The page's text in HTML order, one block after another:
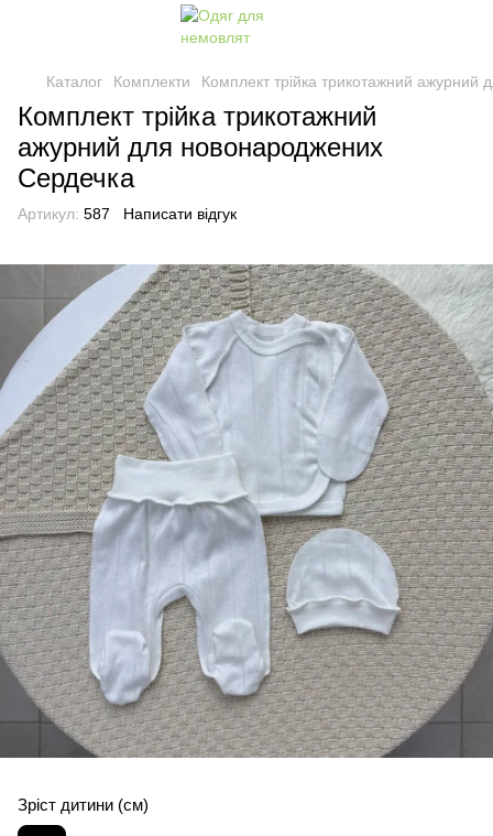
Каталог Комплекти Комплект трійка трикотажний
Комплект трійка трикотажний
ажурний для новонароджених
Сердечка
Артикул: 587 Написати відгук
Зріст дитини (см)